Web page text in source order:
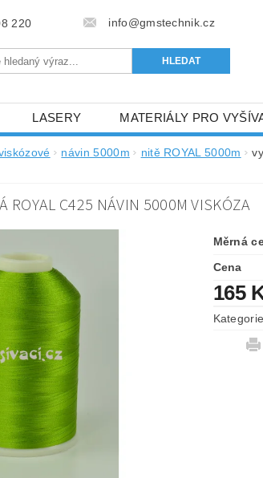
220 info@gmstechnik.cz
LASERY MATERIÁLY PRO
BAREVNICE A KATALOGY
OBCHODNÍ PODMÍNKY PRO E-SHOP
návin 5000m nitě ROYAL 5000m
ROYAL C425 NÁVIN 5000M VISKÓZA
Měrná
Cena
165
Kategorie